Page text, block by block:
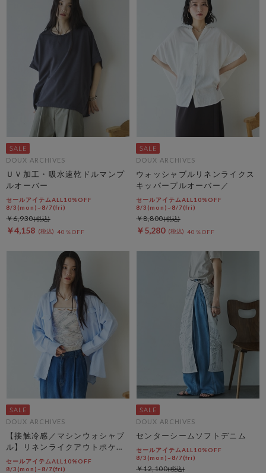
DOUX ARCHIVES
ＵＶ加工・吸水速乾ドルマンプ
ルオーバー
セールアイテムALL10%OFF
8/3(mon)~8/7(fri)
￥4,158 40％OFF
￥6,930
DOUX ARCHIVES
ウォッシャブルリネンライクス
キッパープルオーバー／
セールアイテムALL10%OFF
8/3(mon)~8/7(fri)
￥5,280 40％OFF
￥8,800
DOUX ARCHIVES
【接触冷感／マシンウォシャブ
ル】リネンライクアウトポケッ
トシャツ
セールアイテムALL10%OFF
8/3(mon)~8/7(fri)
DOUX ARCHIVES
センターシームソフトデニム
セールアイテムALL10%OFF
8/3(mon)~8/7(fri)
￥12,100